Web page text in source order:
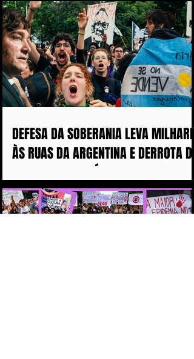
DEFESA DA SOBERANIA LEVA MILHARES
ÀS RUAS DA ARGENTINA E DERROTA DE
MILEI ABALA POLÍTICA IMPERIALISTA
DE TRUMP